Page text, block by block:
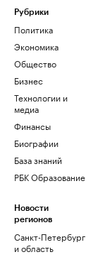
Рубрики
Политика
Экономика
Общество
Бизнес
Технологии и
медиа
Финансы
Биографии
База знаний
РБК Образование
Новости
регионов
Санкт-Петербург
и область